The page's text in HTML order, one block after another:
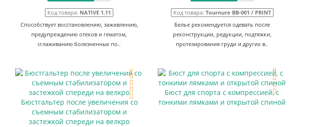
Код товара: NATIVE 1.11
Способствует восстановлению, заживлению,
предупреждению отеков и гематом,
сглаживанию болезненных по..
Код товара: Tournure BB-001 / PRINT
Белье рекомендуется одевать после
реконструкции, редукции, подтяжки,
протезирования груди и других в..
Бюстгальтер после увеличения со
съемным стабилизатором и
застежкой спереди на велкро
Бюст для спорта с компрессией, с
тонкими лямками и открытой спиной